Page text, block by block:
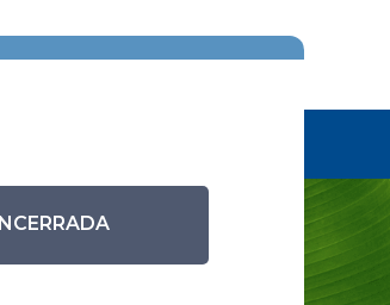
Pesquisar eventos